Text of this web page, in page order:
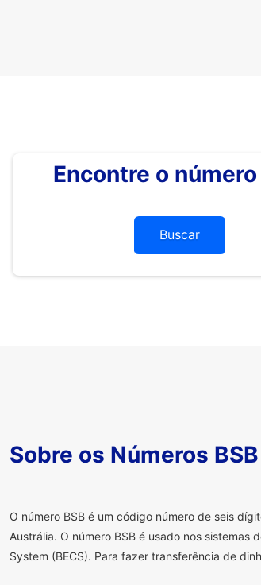
Encontre o número
Buscar
Sobre os Números BSB
O número BSB é um código número de seis
Austrália. O número BSB é usado nos sistemas
System (BECS). Para fazer transferência de